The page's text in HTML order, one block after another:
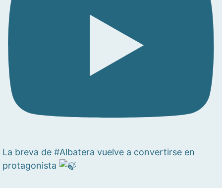
La breva de #Albatera vuelve a convertirse en
protagonista